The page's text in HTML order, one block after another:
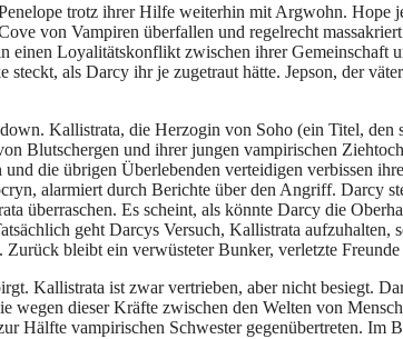
trotz ihrer Hilfe weiterhin mit Argwohn. Hope
von Vampiren überfallen und regelrecht
einen Loyalitätskonflikt zwischen ihrer
steckt, als Darcy ihr je zugetraut hätte. Jepson, der
Kallistrata, die Herzogin von Soho (ein Titel, den
Blutschergen und ihrer jungen vampirischen
die übrigen Überlebenden verteidigen verbissen
alarmiert durch Berichte über den Angriff. Darcy
überraschen. Es scheint, als könnte Darcy die
geht Darcys Versuch, Kallistrata
bleibt ein verwüsteter Bunker, verletzte
Kallistrata ist zwar vertrieben, aber nicht besiegt.
dieser Kräfte zwischen den Welten von
Hälfte vampirischen Schwester gegenübertreten.